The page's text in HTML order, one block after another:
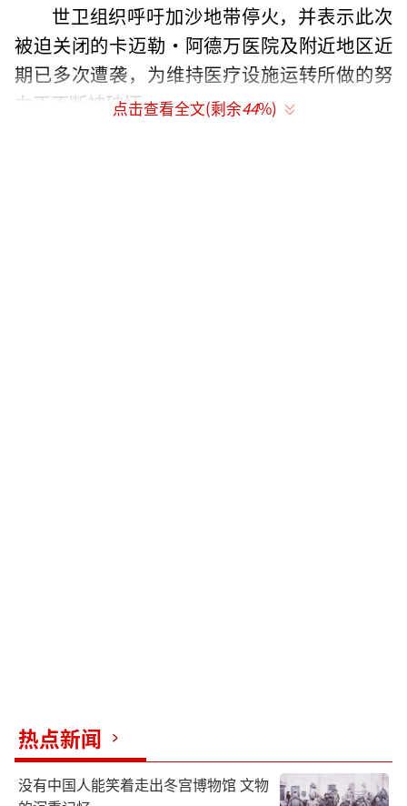
世卫组织呼吁加沙地带停火，并表示此次
被迫关闭的卡迈勒·阿德万医院及附近地区近
期已多次遭袭，为维持医疗设施运转所做的努
力正不断被破坏。点击查看全文(剩余44%)
热点新闻
没有中国人能笑着走出冬宫博物馆 文物